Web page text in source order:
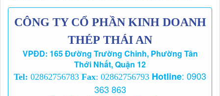
CÔNG TY CỔ PHẦN KINH DOANH
THÉP THÁI AN
VPĐD: 165 Đường Trường Chinh, Phường Tân
Thới Nhất, Quận 12
Tel: 02862756783 Fax: 02862756793 Hotline: 0903
363 863